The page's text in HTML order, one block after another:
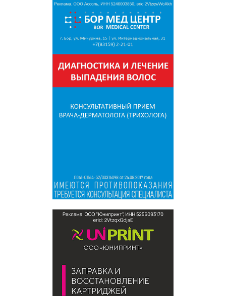
нарушения будут устранены, канатную
дорогу смогут открыть раньше
установленного предельного срока.
Таким образом, сроки возобновления
работы переправы зависят от фактического
устранения нарушений и результатов
проверки, а не от даты мая 2027 года.